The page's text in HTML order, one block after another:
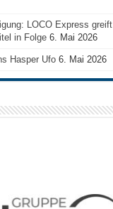
LOCO Express greift
in Folge 6. Mai 2026
Hasper Ufo 6. Mai 2026